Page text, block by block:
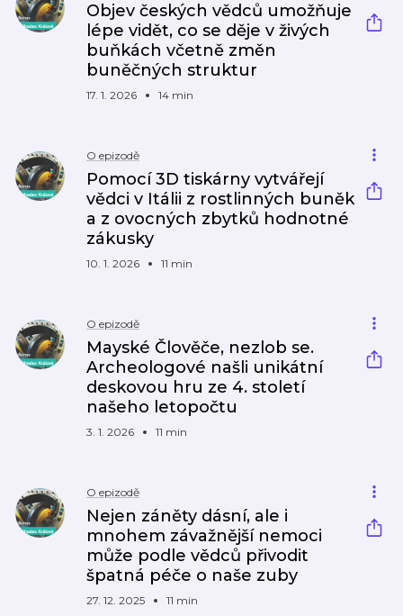
Objev českých vědců umožňuje
lépe vidět, co se děje v živých
buňkách včetně změn
buněčných struktur
17. 1. 2026 14 min
O epizodě
Pomocí 3D tiskárny vytvářejí
vědci v Itálii z rostlinných buněk
a z ovocných zbytků hodnotné
zákusky
10. 1. 2026 11 min
O epizodě
Mayské Člověče, nezlob se.
Archeologové našli unikátní
deskovou hru ze 4. století
našeho letopočtu
3. 1. 2026 11 min
O epizodě
Nejen záněty dásní, ale i
mnohem závažnější nemoci
může podle vědců přivodit
špatná péče o naše zuby
27. 12. 2025 11 min